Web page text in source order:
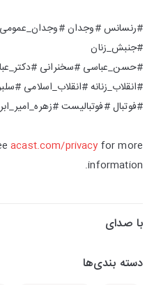
#رنسانس #وجدان #وجدان_عمومی
#جنبش_زنان
#حسن_عباسی #سخنرانی
#انقلاب_زنانه #انقلاب_اسلامی
#فوتبال #فوتبالیست
acast.com/privacy for more
information.
با صدای
دسته بندی‌ها